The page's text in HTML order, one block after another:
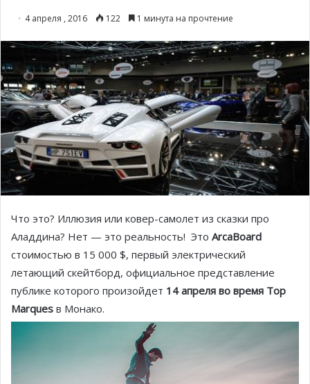
4 апреля , 2016 122 1 минута на прочтение
Что это? Иллюзия или ковер-самолет из сказки про
Аладдина? Нет — это реальность! Это ArcaBoard
стоимостью в 15 000 $, первый электрический
летающий скейтборд, официальное представление
публике которого произойдет 14 апреля во время Top
Marques в Монако.